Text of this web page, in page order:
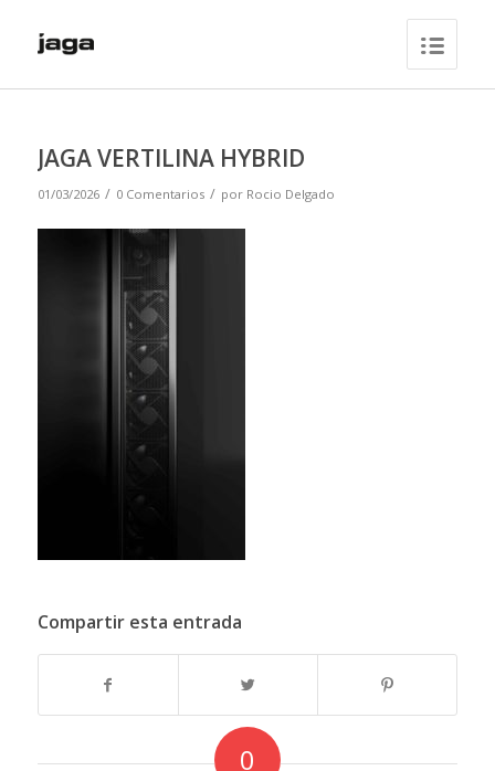
JAGA VERTILINA HYBRID
01/03/2026 / 0 Comentarios / por Rocio Delgado
Compartir esta entrada
0